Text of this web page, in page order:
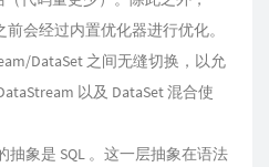
前会经过内置优化器进行优化。
DataSet 之间无缝切换，以允
以及 DataSet 混合使
抽象是 SQL 。这一层抽象在语法